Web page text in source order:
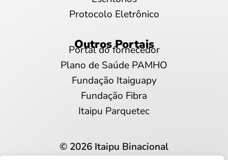
Protocolo Eletrônico
Outros Portais
Portal do fornecedor
Plano de Saúde PAMHO
Fundação Itaiguapy
Fundação Fibra
Itaipu Parquetec
© 2026 Itaipu Binacional